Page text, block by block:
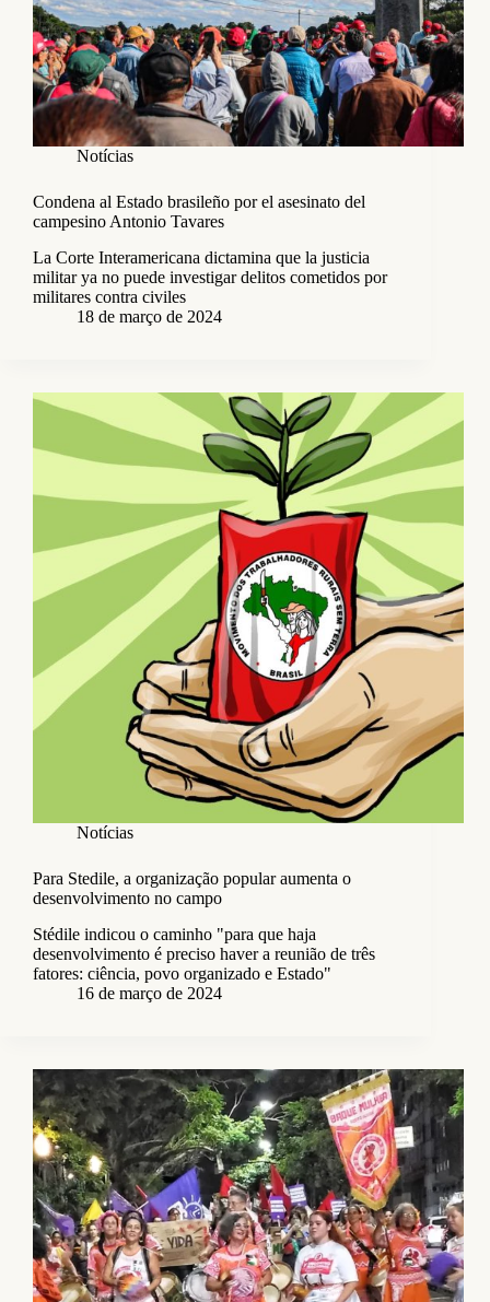
Notícias
Condena al Estado brasileño por el asesinato del
campesino Antonio Tavares
La Corte Interamericana dictamina que la justicia
militar ya no puede investigar delitos cometidos por
militares contra civiles
18 de março de 2024
Notícias
Para Stedile, a organização popular aumenta o
desenvolvimento no campo
Stédile indicou o caminho "para que haja
desenvolvimento é preciso haver a reunião de três
fatores: ciência, povo organizado e Estado"
16 de março de 2024